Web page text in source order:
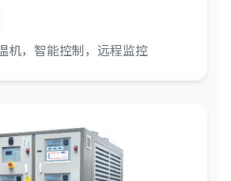
机，智能控制，远程监控